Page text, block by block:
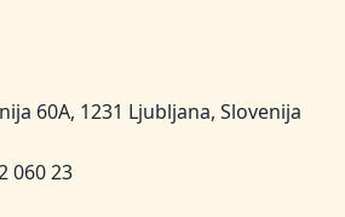
60A, 1231 Ljubljana, Slovenija
060 23